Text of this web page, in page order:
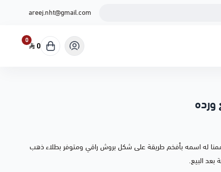
areej.nht@gmail.com
0
0
ورده
له اسمه بأفخم طريقة على شكل بروش راقي ومتوفر بطلاء ذهب
البيع.